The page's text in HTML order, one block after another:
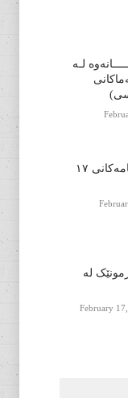
لـە
بەشێک لەبەڵگەنامەکانی ١٧
لە
February